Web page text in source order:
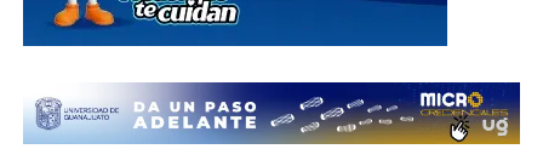
Sistemas DIF Municipales del estado, donde las
donaciones podrán entregarse del 1 al 10 de julio, en un
¿Qué se puede donar?